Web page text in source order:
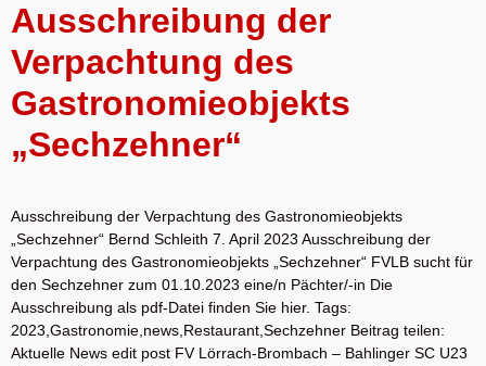
Ausschreibung der
Verpachtung des
Gastronomieobjekts
„Sechzehner“
Ausschreibung der Verpachtung des Gastronomieobjekts
„Sechzehner“ Bernd Schleith 7. April 2023 Ausschreibung der
Verpachtung des Gastronomieobjekts „Sechzehner“ FVLB sucht für
den Sechzehner zum 01.10.2023 eine/n Pächter/-in Die
Ausschreibung als pdf-Datei finden Sie hier. Tags:
2023,Gastronomie,news,Restaurant,Sechzehner Beitrag teilen:
Aktuelle News edit post FV Lörrach-Brombach – Bahlinger SC U23